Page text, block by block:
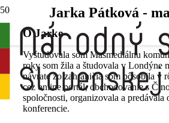
Jarka Pátková -
O Jarke
Vyštudovala som Masmediálnu
roky som žila a študovala v Londýne
návrate zo zahraničia som pôsobila v
cez online portál, obchodovanie s
spoločnosti, organizovala a predávala
konferencie.